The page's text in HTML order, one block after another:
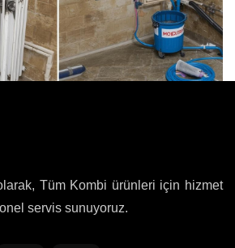
Tüm Kombi ürünleri için hizmet
servis sunuyoruz.